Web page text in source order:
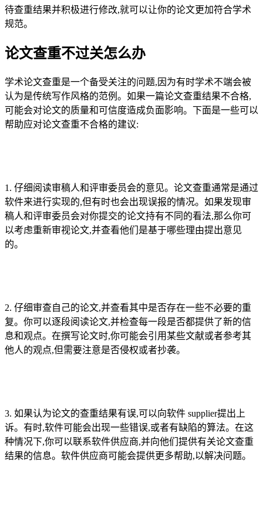
待查重结果并积极进行修改,就可以让你的论文更加符合学术
规范。
论文查重不过关怎么办
学术论文查重是一个备受关注的问题,因为有时学术不端会被
认为是传统写作风格的范例。如果一篇论文查重结果不合格,
可能会对论文的质量和可信度造成负面影响。下面是一些可以
帮助应对论文查重不合格的建议:
1. 仔细阅读审稿人和评审委员会的意见。论文查重通常是通过
软件来进行实现的,但有时也会出现误报的情况。如果发现审
稿人和评审委员会对你提交的论文持有不同的看法,那么你可
以考虑重新审视论文,并查看他们是基于哪些理由提出意见
的。
2. 仔细审查自己的论文,并查看其中是否存在一些不必要的重
复。你可以逐段阅读论文,并检查每一段是否都提供了新的信
息和观点。在撰写论文时,你可能会引用某些文献或者参考其
他人的观点,但需要注意是否侵权或者抄袭。
3. 如果认为论文的查重结果有误,可以向软件 supplier提出上
诉。有时,软件可能会出现一些错误,或者有缺陷的算法。在这
种情况下,你可以联系软件供应商,并向他们提供有关论文查重
结果的信息。软件供应商可能会提供更多帮助,以解决问题。